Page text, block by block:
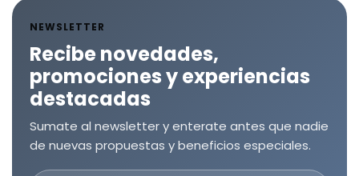
NEWSLETTER
Recibe novedades,
promociones y experiencias
destacadas
Sumate al newsletter y enterate antes que nadie
de nuevas propuestas y beneficios especiales.